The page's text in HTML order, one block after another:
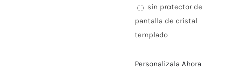
sin protector de
pantalla de cristal
templado
Personalizala Ahora